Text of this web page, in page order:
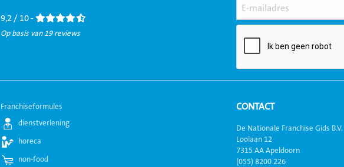
9,2 / 10 -
Op basis van 19 reviews
Franchiseformules
dienstverlening
horeca
non-food
CONTACT
De Nationale Franchise Gids B.V.
Loolaan 12
7315 AA Apeldoorn
(055) 8200 226